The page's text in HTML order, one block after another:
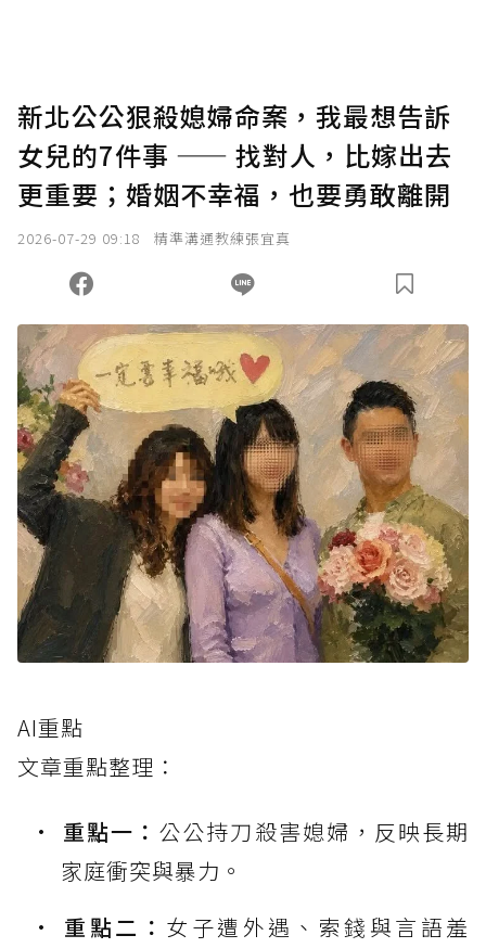
確認送出
您當前剩餘 U 利點數：0點；前往 購買點數
新北公公狠殺媳婦命案，我最想告訴
女兒的7件事 —— 找對人，比嫁出去
更重要；婚姻不幸福，也要勇敢離開
2026-07-29 09:18 精準溝通教練張宜真
AI重點
文章重點整理：
重點一： 公公持刀殺害媳婦，反映長期
家庭衝突與暴力。
重點二： 女子遭外遇、索錢與言語羞